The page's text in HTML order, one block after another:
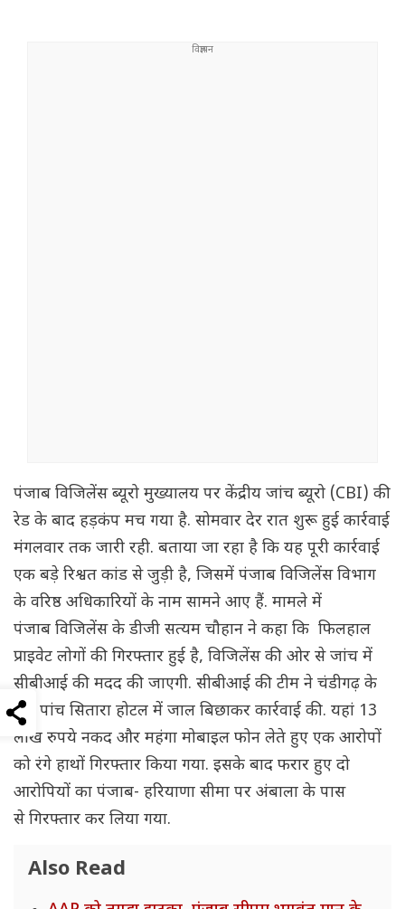
पंजाब विजिलेंस ब्यूरो मुख्यालय पर केंद्रीय जांच ब्यूरो (CBI) की
रेड के बाद हड़कंप मच गया है. सोमवार देर रात शुरू हुई कार्रवाई
मंगलवार तक जारी रही. बताया जा रहा है कि यह पूरी कार्रवाई
एक बड़े रिश्वत कांड से जुड़ी है, जिसमें पंजाब विजिलेंस विभाग
के वरिष्ठ अ‌धिकारियों के नाम सामने आए हैं. मामले में
पंजाब विजिलेंस के डीजी सत्यम चौहान ने कहा कि फिलहाल
प्राइवेट लोगों की गिरफ्तार हुई है, विजिलेंस की ओर से जांच में
सीबीआई की मदद की जाएगी. सीबीआई की टीम ने चंडीगढ़ के
एक पांच सितारा होटल में जाल बिछाकर कार्रवाई की. यहां 13
लाख रुपये नकद और महंगा मोबाइल फोन लेते हुए एक आरोपों
को रंगे हाथों गिरफ्तार किया गया. इसके बाद फरार हुए दो
आरोपियों का पंजाब- हरियाणा सीमा पर अंबाला के पास
से गिरफ्तार कर लिया गया.
Also Read